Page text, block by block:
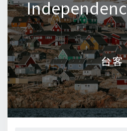
台客
台客